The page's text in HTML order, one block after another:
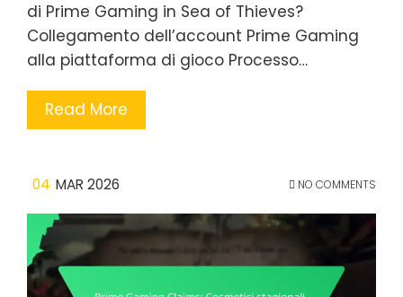
di Prime Gaming in Sea of Thieves?
Collegamento dell’account Prime Gaming
alla piattaforma di gioco Processo…
Read More
04 MAR 2026 NO COMMENTS